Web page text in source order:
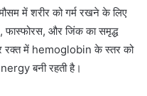
में शरीर को गर्म रखने के लिए
फास्फोरस, और जिंक का समृद्ध
रक्त में hemoglobin के स्तर को
बनी रहती है।